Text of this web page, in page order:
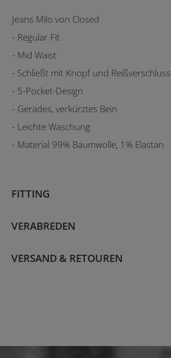
Jeans Milo von Closed
- Regular Fit
- Mid Waist
- Schließt mit Knopf und Reißverschluss
- 5-Pocket-Design
- Gerades, verkürztes Bein
- Leichte Waschung
- Material 99% Baumwolle, 1% Elastan
FITTING
VERABREDEN
VERSAND & RETOUREN